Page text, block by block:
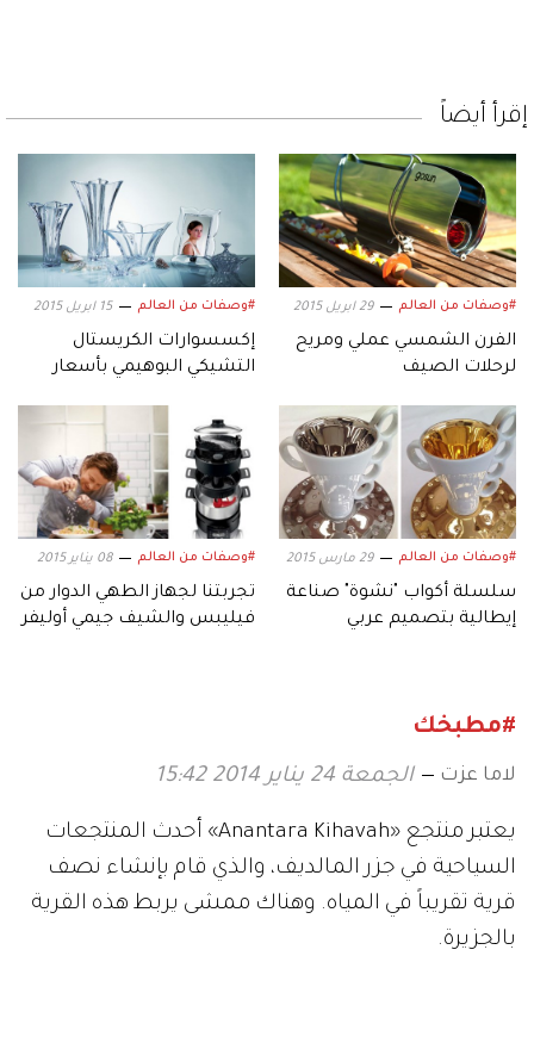
إقرأ أيضاً
#وصفات من العالم 29 ابريل 2015
الفرن الشمسي عملي ومريح
لرحلات الصيف
#وصفات من العالم 15 ابريل 2015
إكسسوارات الكريستال
التشيكي البوهيمي بأسعار
#وصفات من العالم 29 مارس 2015
سلسلة أكواب "نشوة" صناعة
إيطالية بتصميم عربي
#وصفات من العالم 08 يناير 2015
تجربتنا لجهاز الطهي الدوار من
فيليبس والشيف جيمي أوليفر
#مطبخك
لاما عزت الجمعة 24 يناير 2014 15:42
يعتبر منتجع «Anantara Kihavah» أحدث المنتجعات
السياحية في جزر المالديف، والذي قام بإنشاء نصف
قرية تقريباً في المياه. وهناك ممشى يربط هذه القرية
بالجزيرة.